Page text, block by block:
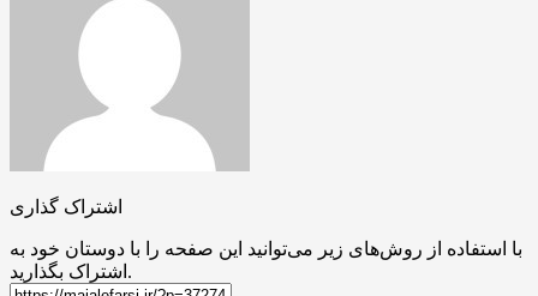
اشتراک گذاری
با استفاده از روش‌های زیر می‌توانید این صفحه را با دوستان خود به
اشتراک بگذارید.